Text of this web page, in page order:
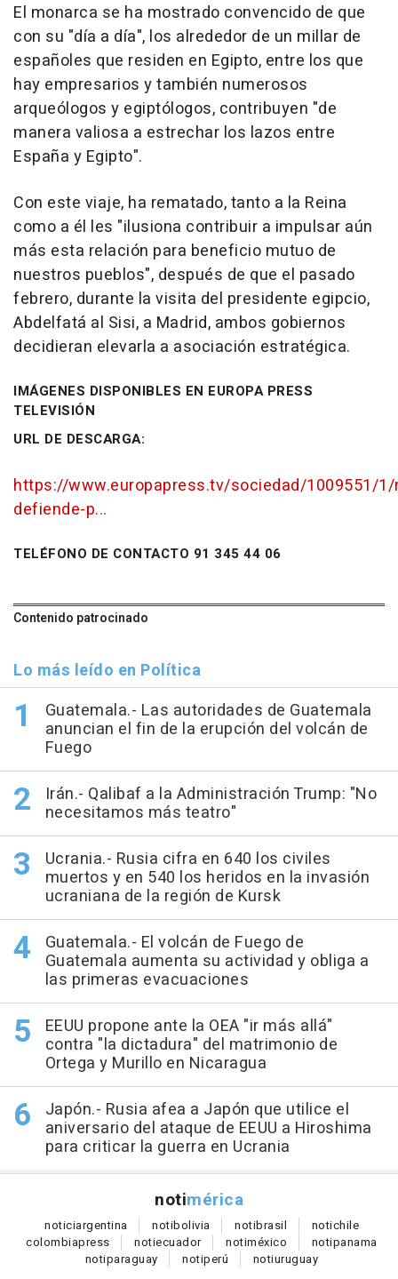
El monarca se ha mostrado convencido de que
con su "día a día", los alrededor de un millar de
españoles que residen en Egipto, entre los que
hay empresarios y también numerosos
arqueólogos y egiptólogos, contribuyen "de
manera valiosa a estrechar los lazos entre
España y Egipto".
Con este viaje, ha rematado, tanto a la Reina
como a él les "ilusiona contribuir a impulsar aún
más esta relación para beneficio mutuo de
nuestros pueblos", después de que el pasado
febrero, durante la visita del presidente egipcio,
Abdelfatá al Sisi, a Madrid, ambos gobiernos
decidieran elevarla a asociación estratégica.
IMÁGENES DISPONIBLES EN EUROPA PRESS
TELEVISIÓN
URL DE DESCARGA:
https://www.europapress.tv/sociedad/1009551/
defiende-p...
TELÉFONO DE CONTACTO 91 345 44 06
Contenido patrocinado
Lo más leído en Política
Guatemala.- Las autoridades de Guatemala
anuncian el fin de la erupción del volcán de
Fuego
Irán.- Qalibaf a la Administración Trump: "No
necesitamos más teatro"
Ucrania.- Rusia cifra en 640 los civiles
muertos y en 540 los heridos en la invasión
ucraniana de la región de Kursk
Guatemala.- El volcán de Fuego de
Guatemala aumenta su actividad y obliga a
las primeras evacuaciones
EEUU propone ante la OEA "ir más allá"
contra "la dictadura" del matrimonio de
Ortega y Murillo en Nicaragua
Japón.- Rusia afea a Japón que utilice el
aniversario del ataque de EEUU a Hiroshima
para criticar la guerra en Ucrania
notimérica
noticiargentina notibolivia notibrasil notichile
colombiapress notiecuador notiméxico notipanama
notiparaguay notiperú notiuruguay